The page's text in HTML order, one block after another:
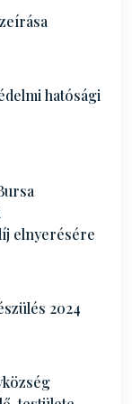
hatósági
elnyerésére
2024